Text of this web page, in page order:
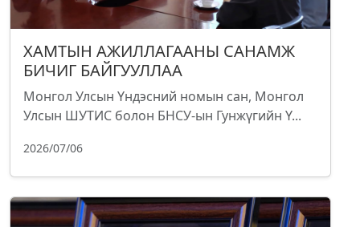
ХАМТЫН АЖИЛЛАГААНЫ САНАМЖ
БИЧИГ БАЙГУУЛЛАА
Монгол Улсын Үндэсний номын сан, Монгол
Улсын ШУТИС болон БНСУ-ын Гунжүгийн Ү...
2026/07/06